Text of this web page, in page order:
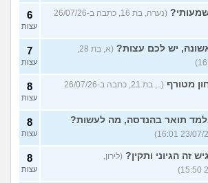
(נערה, בת 16, כתבה ב-26/07/26
6
עצות
יש לכם עצות?
(א, בת 28,
7
עצות
מטורף
(.., בת 21, כתבה ב-26/07/26
8
עצות
תואר בהנדסה, מה לעשות? 8
עצות
זה הגיוני ותקין? (לירון,
8
עצות